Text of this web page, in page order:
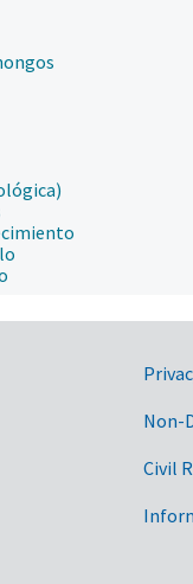
Non-
Civil